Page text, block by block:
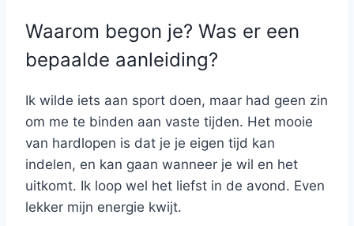
Waarom begon je? Was er een
bepaalde aanleiding?
Ik wilde iets aan sport doen, maar had geen zin
om me te binden aan vaste tijden. Het mooie
van hardlopen is dat je je eigen tijd kan
indelen, en kan gaan wanneer je wil en het
uitkomt. Ik loop wel het liefst in de avond. Even
lekker mijn energie kwijt.